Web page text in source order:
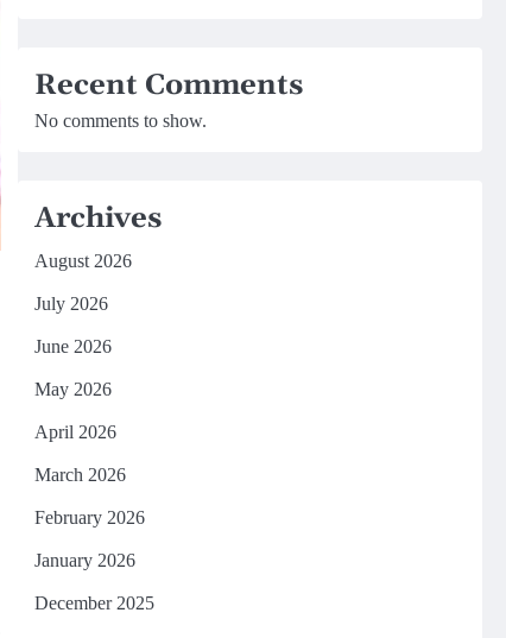
Recent Comments
No comments to show.
Archives
August 2026
July 2026
June 2026
May 2026
April 2026
March 2026
February 2026
January 2026
December 2025